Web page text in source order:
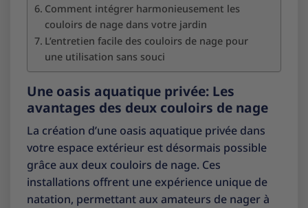
Comment intégrer harmonieusement les
couloirs de nage dans votre jardin
L’entretien facile des couloirs de nage pour
une utilisation sans souci
Une oasis aquatique privée: Les
avantages des deux couloirs de nage
La création d’une oasis aquatique privée dans
votre espace extérieur est désormais possible
grâce aux deux couloirs de nage. Ces
installations offrent une expérience unique de
natation, permettant aux amateurs de nager à